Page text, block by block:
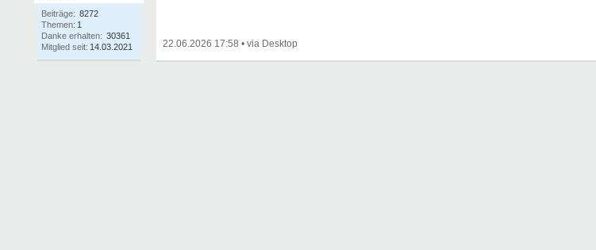
Beiträge: 8272
Themen: 1
Danke erhalten: 30361
Mitglied seit: 14.03.2021 22.06.2026 17:58 •